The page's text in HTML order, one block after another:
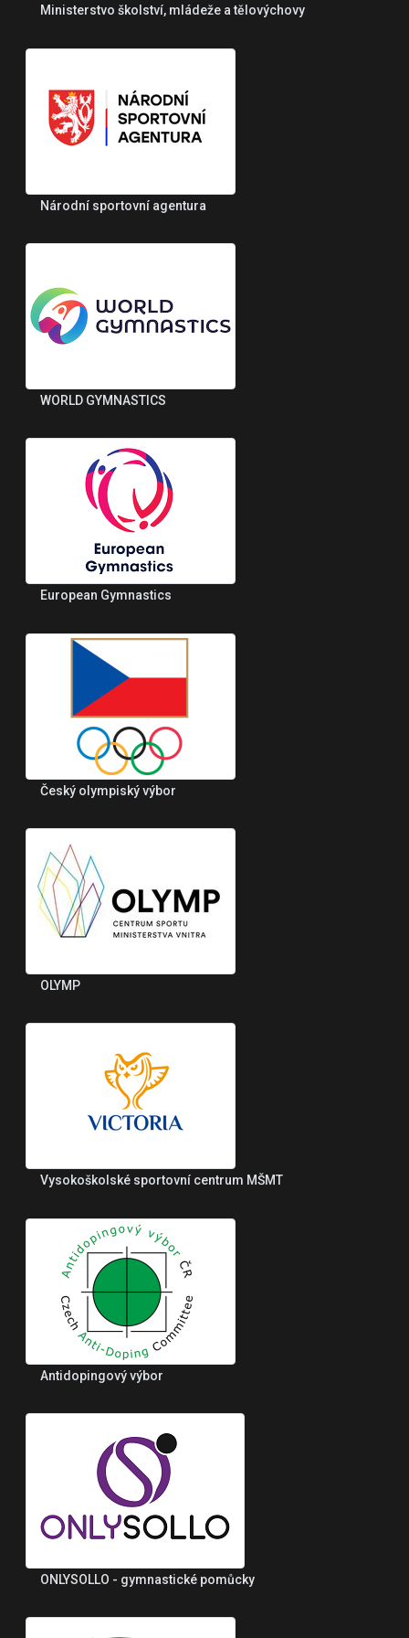
Ministerstvo školství, mládeže a tělovýchovy
Národní sportovní agentura
WORLD GYMNASTICS
European Gymnastics
Český olympiský výbor
OLYMP
Vysokoškolské sportovní centrum MŠMT
Antidopingový výbor
ONLYSOLLO - gymnastické pomůcky